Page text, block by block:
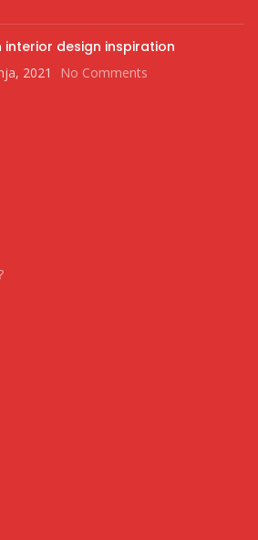
interior design inspiration
2021 No Comments